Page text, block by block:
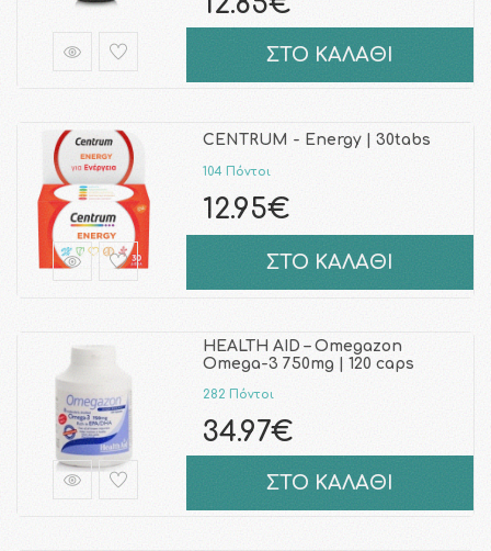
ΣΤΟ ΚΑΛΑΘΙ
CENTRUM - Energy | 30tabs
104 Πόντοι
12.95€
ΣΤΟ ΚΑΛΑΘΙ
HEALTH AID – Omegazon
Omega-3 750mg | 120 caps
282 Πόντοι
34.97€
ΣΤΟ ΚΑΛΑΘΙ